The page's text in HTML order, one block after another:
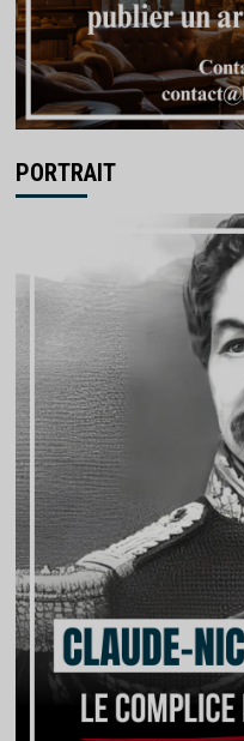
PORTRAIT